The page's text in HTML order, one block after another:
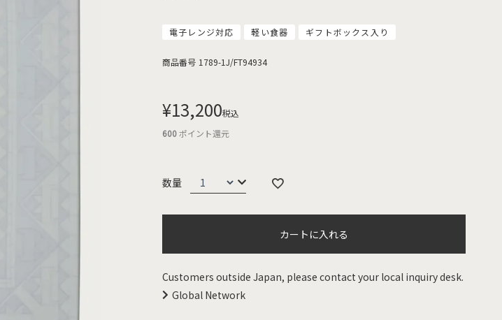
電子レンジ対応 軽い食器 ギフトボックス入り
商品番号 1789-1J/FT94934
¥13,200税込
600ポイント還元
カートに入れる
Customers outside Japan, please contact your local inquiry desk.
Global Network